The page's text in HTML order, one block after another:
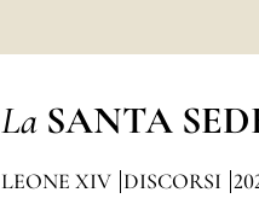
La SANTA
LEONE XIV DISCORSI